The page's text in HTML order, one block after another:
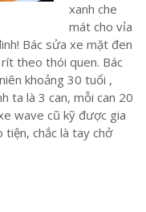
xanh che
mát cho vỉa
Bác sửa xe mặt đen
theo thói quen. Bác
khoảng 30 tuổi ,
ta là 3 can, mỗi can 20
wave cũ kỹ được gia
tiện, chắc là tay chở